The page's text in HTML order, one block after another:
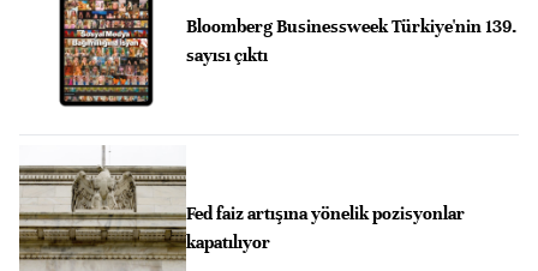
Bloomberg Businessweek Türkiye'nin 139.
sayısı çıktı
Fed faiz artışına yönelik pozisyonlar
kapatılıyor